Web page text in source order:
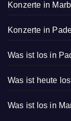
Konzerte in
Konzerte in
Was ist los in
Was ist heute
Was ist los in